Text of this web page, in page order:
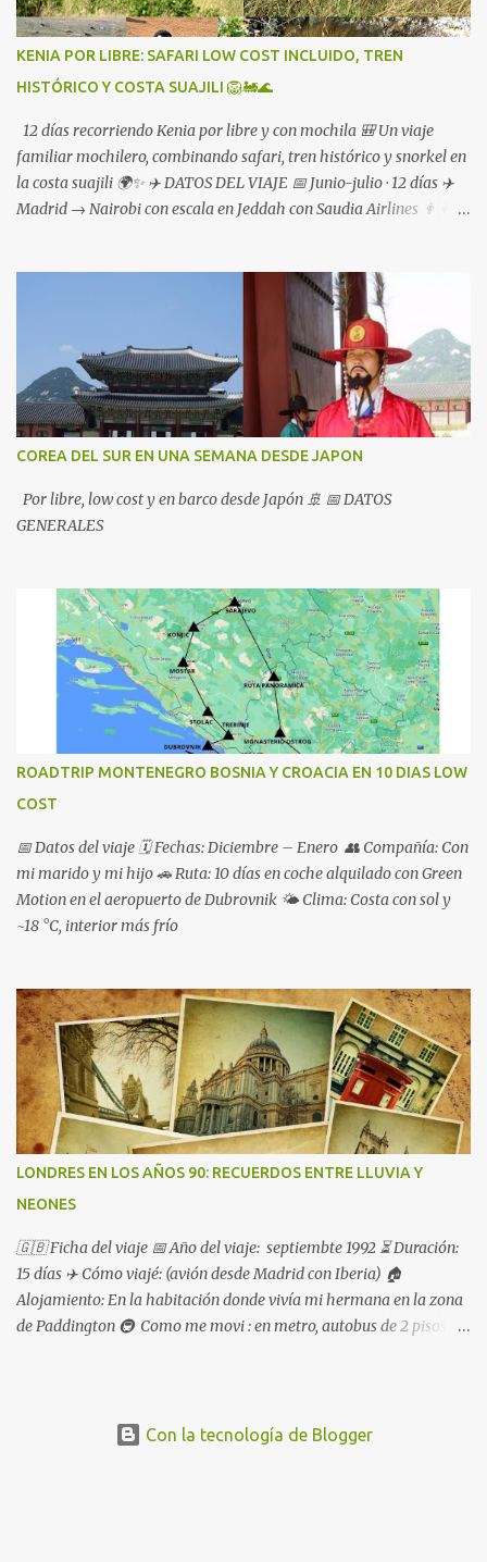
KENIA POR LIBRE: SAFARI LOW COST INCLUIDO, TREN
HISTÓRICO Y COSTA SUAJILI 🦁🚂🌊
12 días recorriendo Kenia por libre y con mochila 🎒 Un viaje
familiar mochilero, combinando safari, tren histórico y snorkel en
la costa suajili 🌍✨ ✈️ DATOS DEL VIAJE 📅 Junio-julio · 12 días ✈️
Madrid → Nairobi con escala en Jeddah con Saudia Airlines 👨‍👩‍👦
agradables 👉 Interior: Masai Mara y Nairobi entre 13 y 26 grados
👉 Costa: entre 20 y 30 grados ☀️ Sol durante todo el viaje , ⛈️
Alguna tormenta aislada 🚗 TRANSPORTE 🦁 Safari en vehículo
4x4 desde Nairobi 🚆 Para el resto del viaje: 👉 Tren 👉 Matatus
(minivans) 🛺 Tuk-tuks y taxis 🗺️ ITINERARIO Y LUGARES
VISITADOS 🦁 MASAI MARA · Safari y vida Masai 🕘 4 días en
Reserva Natural Masai Mara con Baboon Safaris 👉 Vimos un
Mara 👣 Vida Masai: 🚫 No hicimos una visita organizada a una
aldea Masai 🛖 Los alrededores del campamento están llenos...
COREA DEL SUR EN UNA SEMANA DESDE JAPON
Por libre, low cost y en barco desde Japón 🚢 📅 DATOS
GENERALES
ROADTRIP MONTENEGRO BOSNIA Y CROACIA EN 10 DIAS LOW
COST
📅 Datos del viaje 🗓️ Fechas: Diciembre – Enero 👥 Compañía: Con
mi marido y mi hijo 🚗 Ruta: 10 días en coche alquilado con Green
Motion en el aeropuerto de Dubrovnik 🌤️ Clima: Costa con sol y
~18 °C, interior más frío
LONDRES EN LOS AÑOS 90: RECUERDOS ENTRE LLUVIA Y
NEONES
🇬🇧 Ficha del viaje 📅 Año del viaje: septiembte 1992 ⏳ Duración:
15 días ✈️ Cómo viajé: (avión desde Madrid con Iberia) 🏠
Alojamiento: En la habitación donde vivía mi hermana en la zona
de Paddington 🚇 Como me movi : en metro, autobus de 2 pisos
Con la tecnología de Blogger